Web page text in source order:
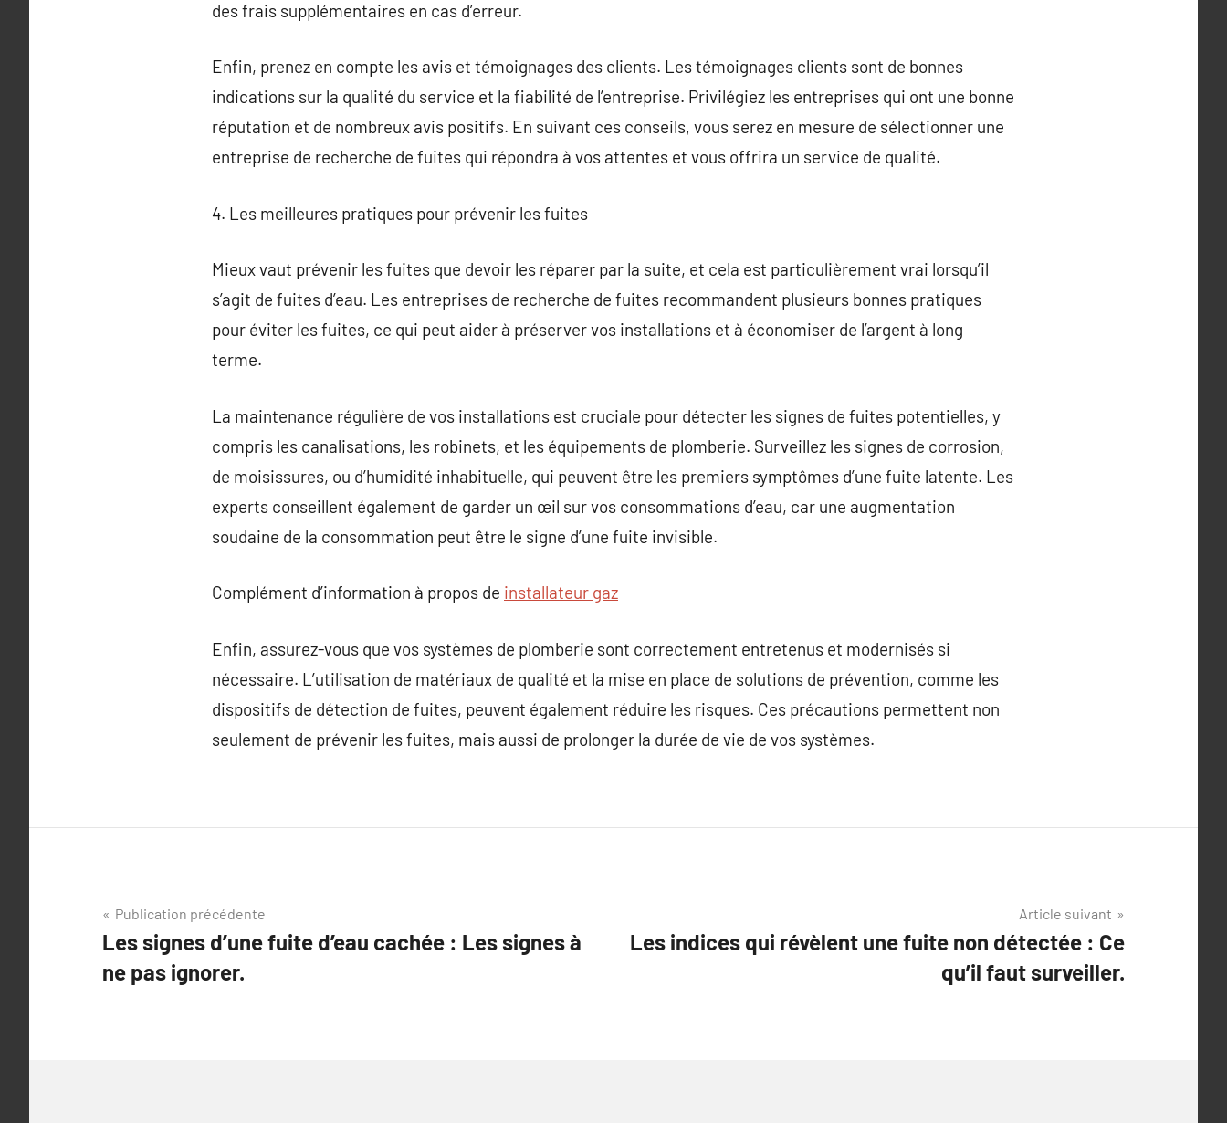
des frais supplémentaires en cas d’erreur.
Enfin, prenez en compte les avis et témoignages des clients. Les témoignages clients sont de bonnes
indications sur la qualité du service et la fiabilité de l’entreprise. Privilégiez les entreprises qui ont une bonne
réputation et de nombreux avis positifs. En suivant ces conseils, vous serez en mesure de sélectionner une
entreprise de recherche de fuites qui répondra à vos attentes et vous offrira un service de qualité.
4. Les meilleures pratiques pour prévenir les fuites
Mieux vaut prévenir les fuites que devoir les réparer par la suite, et cela est particulièrement vrai lorsqu’il
s’agit de fuites d’eau. Les entreprises de recherche de fuites recommandent plusieurs bonnes pratiques
pour éviter les fuites, ce qui peut aider à préserver vos installations et à économiser de l’argent à long
terme.
La maintenance régulière de vos installations est cruciale pour détecter les signes de fuites potentielles, y
compris les canalisations, les robinets, et les équipements de plomberie. Surveillez les signes de corrosion,
de moisissures, ou d’humidité inhabituelle, qui peuvent être les premiers symptômes d’une fuite latente. Les
experts conseillent également de garder un œil sur vos consommations d’eau, car une augmentation
soudaine de la consommation peut être le signe d’une fuite invisible.
Complément d’information à propos de installateur gaz
Enfin, assurez-vous que vos systèmes de plomberie sont correctement entretenus et modernisés si
nécessaire. L’utilisation de matériaux de qualité et la mise en place de solutions de prévention, comme les
dispositifs de détection de fuites, peuvent également réduire les risques. Ces précautions permettent non
seulement de prévenir les fuites, mais aussi de prolonger la durée de vie de vos systèmes.
Navigation
de
l’article
Publication précédente
Les signes d’une fuite d’eau cachée : Les signes à
ne pas ignorer.
Article suivant
Les indices qui révèlent une fuite non détectée : Ce
qu’il faut surveiller.